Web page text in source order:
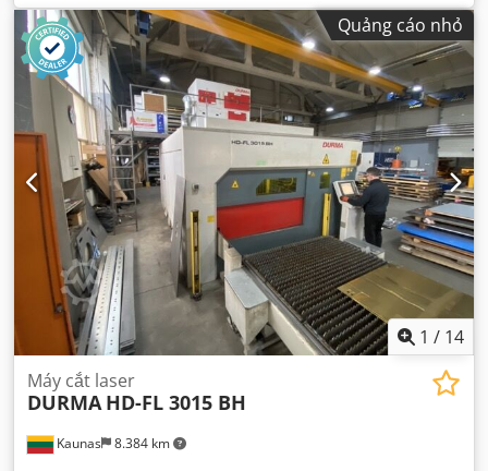
Quảng cáo nhỏ
1 / 14
Kaunas 8.384 km
Máy cắt laser
DURMA HD-FL 3015 BH